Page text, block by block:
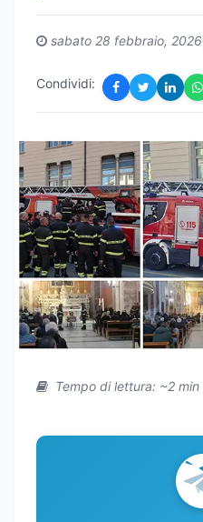
sabato 28 febbraio, 2026
Condividi:
Tempo di lettura: ~2 min